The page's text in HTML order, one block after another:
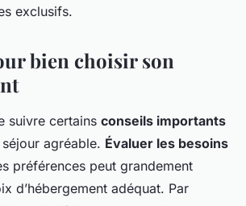
exclusifs.
bien choisir son
suivre certains conseils importants
agréable. Évaluer les besoins
préférences peut grandement
d’hébergement adéquat. Par